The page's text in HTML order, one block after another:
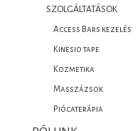
SZOLGÁLTATÁSOK
Access Bars kezelés
Kinesio tape
Kozmetika
Masszázsok
Piócaterápia